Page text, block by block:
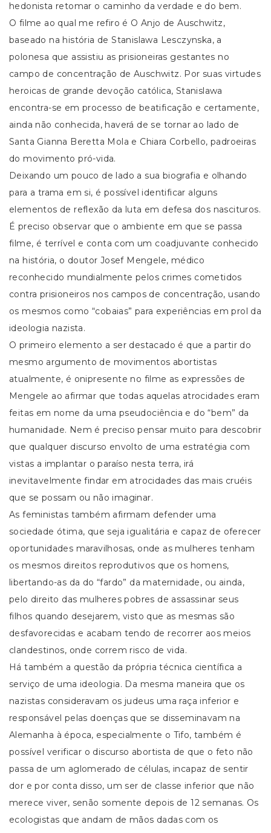
hedonista retomar o caminho da verdade e do bem.
O filme ao qual me refiro é O Anjo de Auschwitz,
baseado na história de Stanislawa Lesczynska, a
polonesa que assistiu as prisioneiras gestantes no
campo de concentração de Auschwitz. Por suas virtudes
heroicas de grande devoção católica, Stanislawa
encontra-se em processo de beatificação e certamente,
ainda não conhecida, haverá de se tornar ao lado de
Santa Gianna Beretta Mola e Chiara Corbello, padroeiras
do movimento pró-vida.
Deixando um pouco de lado a sua biografia e olhando
para a trama em si, é possível identificar alguns
elementos de reflexão da luta em defesa dos nascituros.
É preciso observar que o ambiente em que se passa
filme, é terrível e conta com um coadjuvante conhecido
na história, o doutor Josef Mengele, médico
reconhecido mundialmente pelos crimes cometidos
contra prisioneiros nos campos de concentração, usando
os mesmos como “cobaias” para experiências em prol da
ideologia nazista.
O primeiro elemento a ser destacado é que a partir do
mesmo argumento de movimentos abortistas
atualmente, é onipresente no filme as expressões de
Mengele ao afirmar que todas aquelas atrocidades eram
feitas em nome da uma pseudociência e do “bem” da
humanidade. Nem é preciso pensar muito para descobrir
que qualquer discurso envolto de uma estratégia com
vistas a implantar o paraíso nesta terra, irá
inevitavelmente findar em atrocidades das mais cruéis
que se possam ou não imaginar.
As feministas também afirmam defender uma
sociedade ótima, que seja igualitária e capaz de oferecer
oportunidades maravilhosas, onde as mulheres tenham
os mesmos direitos reprodutivos que os homens,
libertando-as da do “fardo” da maternidade, ou ainda,
pelo direito das mulheres pobres de assassinar seus
filhos quando desejarem, visto que as mesmas são
desfavorecidas e acabam tendo de recorrer aos meios
clandestinos, onde correm risco de vida.
Há também a questão da própria técnica científica a
serviço de uma ideologia. Da mesma maneira que os
nazistas consideravam os judeus uma raça inferior e
responsável pelas doenças que se disseminavam na
Alemanha à época, especialmente o Tifo, também é
possível verificar o discurso abortista de que o feto não
passa de um aglomerado de células, incapaz de sentir
dor e por conta disso, um ser de classe inferior que não
merece viver, senão somente depois de 12 semanas. Os
ecologistas que andam de mãos dadas com os